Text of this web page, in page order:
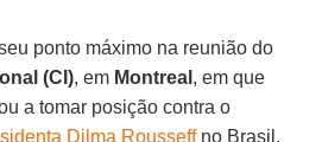
ponto máximo na reunião do
(CI), em Montreal , em que
a tomar posição contra o
Dilma Rousseffno Brasil.